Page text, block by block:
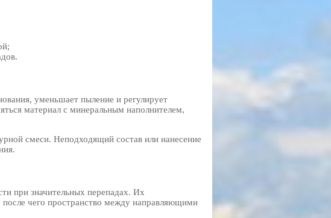
уменьшает пыление и регулирует
материал с минеральным наполнителем,
смеси. Неподходящий состав или нанесение
при значительных перепадах. Их
чего пространство между направляющими